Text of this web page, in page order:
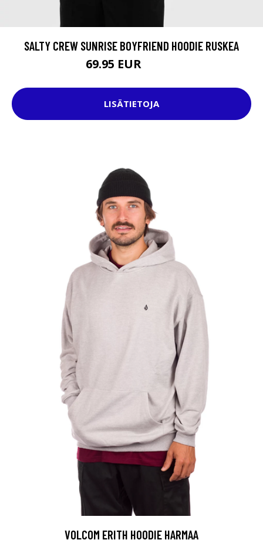
SALTY CREW SUNRISE BOYFRIEND HOODIE RUSKEA
69.95 EUR
LISÄTIETOJA
VOLCOM ERITH HOODIE HARMAA